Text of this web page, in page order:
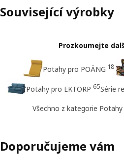
Související výrobky
Prozkoumejte
Potahy pro POÄNG 18
Potahy pro EKTORP 65Série
Všechno z kategorie
Doporučujeme vám